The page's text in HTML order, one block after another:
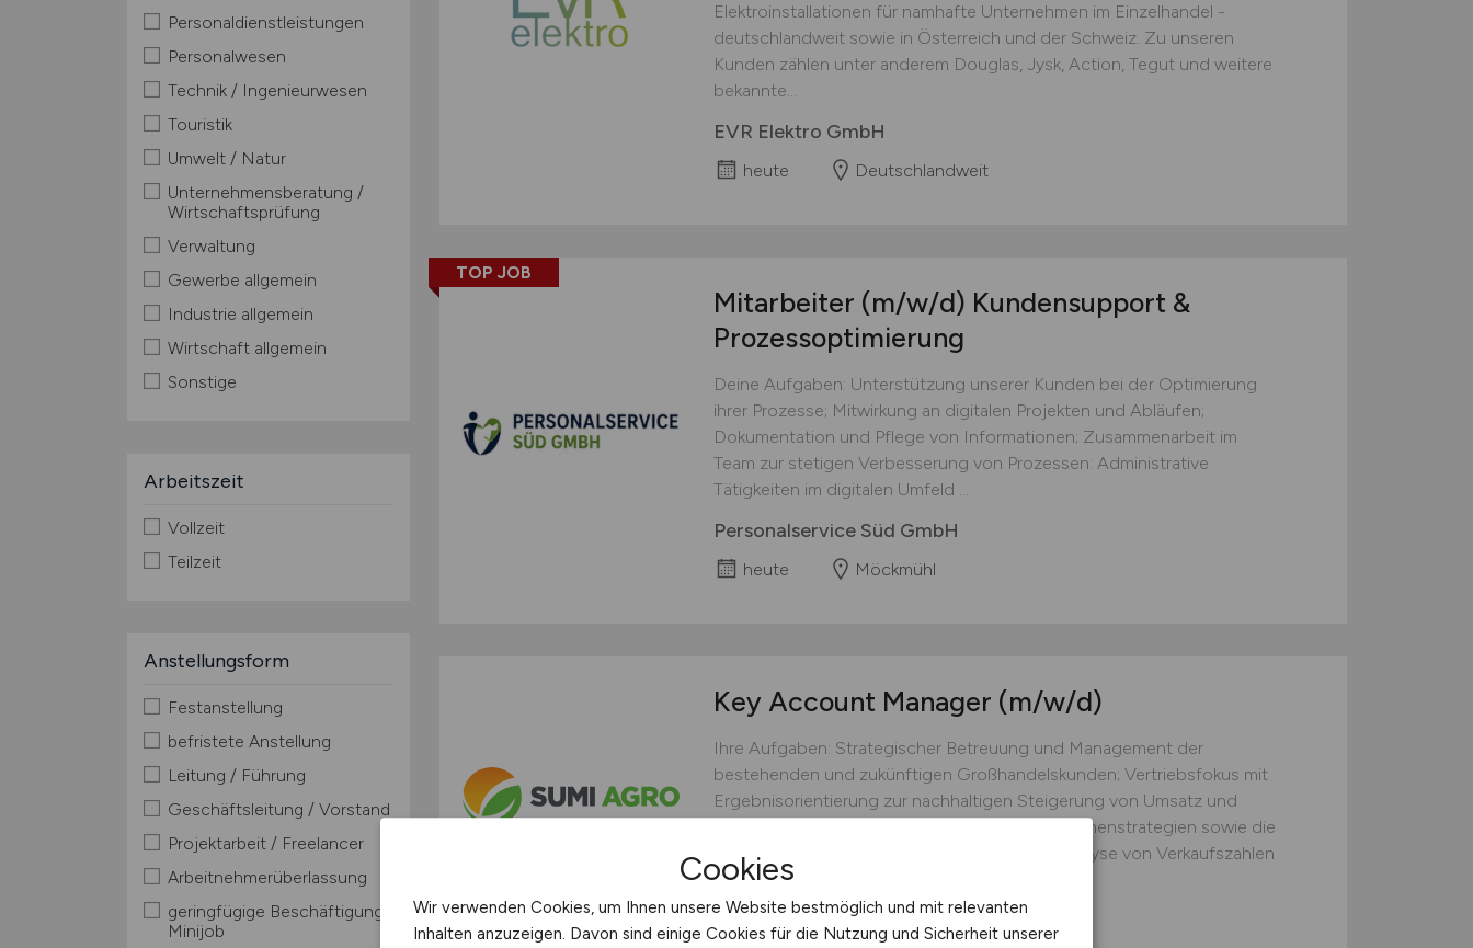
Personaldienstleistungen
Personalwesen
Technik / Ingenieurwesen
Touristik
Umwelt / Natur
Unternehmensberatung /
Wirtschaftsprüfung
Verwaltung
Gewerbe allgemein
Industrie allgemein
Wirtschaft allgemein
Sonstige
Arbeitszeit
Vollzeit
Teilzeit
Anstellungsform
Festanstellung
befristete Anstellung
Leitung / Führung
Geschäftsleitung / Vorstand
Projektarbeit / Freelancer
Arbeitnehmerüberlassung
geringfügige Beschäftigung /
Minijob
Elektroinstallationen für namhafte Unternehmen im Einzelhandel -
deutschlandweit sowie in Österreich und der Schweiz. Zu unseren
Kunden zählen unter anderem Douglas, Jysk, Action, Tegut und weitere
bekannte...
EVR Elektro GmbH
heute Deutschlandweit
TOP JOB
Mitarbeiter (m/w/d) Kundensupport &
Prozessoptimierung
Deine Aufgaben: Unterstützung unserer Kunden bei der Optimierung
ihrer Prozesse; Mitwirkung an digitalen Projekten und Abläufen;
Dokumentation und Pflege von Informationen; Zusammenarbeit im
Team zur stetigen Verbesserung von Prozessen: Administrative
Tätigkeiten im digitalen Umfeld ...
Personalservice Süd GmbH
heute Möckmühl
Key Account Manager (m/w/d)
Ihre Aufgaben: Strategischer Betreuung und Management der
bestehenden und zukünftigen Großhandelskunden; Vertriebsfokus mit
Ergebnisorientierung zur nachhaltigen Steigerung von Umsatz und
Marktanteil; Umsetzung von Preis- und Konditionenstrategien sowie die
Analyse von Verkaufs-KPI´s je Großhändler; Analyse von Verkaufszahlen
(Produkt / Menge / Preis / Netto / Faktura)...
Sumi Agro
Cookies
Wir verwenden Cookies, um Ihnen unsere Website bestmöglich und mit relevanten
Inhalten anzuzeigen. Davon sind einige Cookies für die Nutzung und Sicherheit unserer